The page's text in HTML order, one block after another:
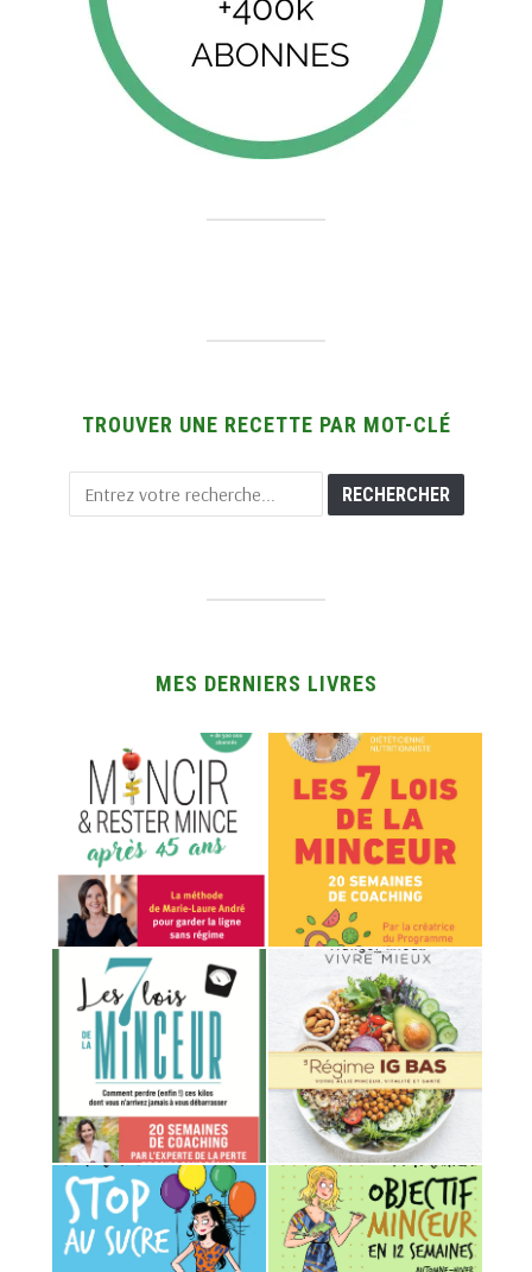
TROUVER UNE RECETTE PAR MOT-CLÉ
MES DERNIERS LIVRES